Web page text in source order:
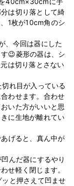
は切り落として綺
1枚が10cm角のシ
、今回は器にした
😉菱形の器は、シ
は切り落とさない
切れ目が入っている
わせます。合わせ
いた方がいいと思
に生地が離れてい
げると、真ん中が
んだ器にするやり
せ軽く閉じます。
ッと押さえて凹ませ